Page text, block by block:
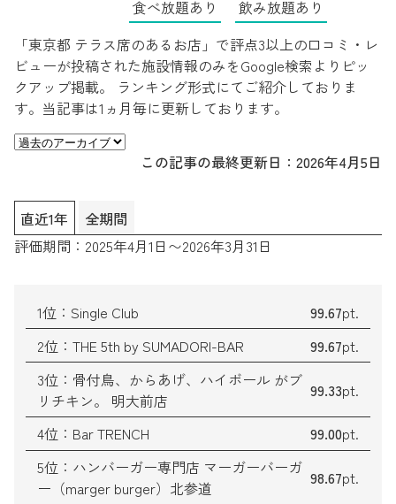
食べ放題あり
飲み放題あり
「東京都 テラス席のあるお店」で評点3以上の口コミ・レ
ビューが投稿された施設情報のみをGoogle検索よりピッ
クアップ掲載。 ランキング形式にてご紹介しておりま
す。当記事は1ヵ月毎に更新しております。
この記事の最終更新日：2026年4月5日
直近1年
全期間
評価期間：2025年4月1日〜2026年3月31日
1位：Single Club 99.67pt.
2位：THE 5th by SUMADORI-BAR
99.67pt.
3位：骨付鳥、からあげ、ハイボール がブ
リチキン。 明大前店
99.33pt.
4位：Bar TRENCH 99.00pt.
5位：ハンバーガー専門店 マーガーバーガ
ー（marger burger）北参道
98.67pt.